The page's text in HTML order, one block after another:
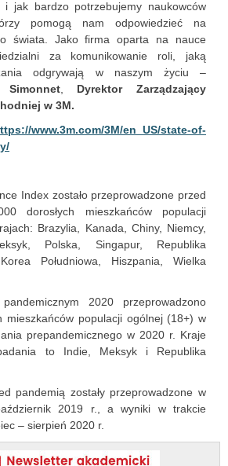
i jak bardzo potrzebujemy naukowców
pomogą nam odpowiedzieć na
świata. Jako firma oparta na nauce
za komunikowanie roli, jaką
odgrywają w naszym życiu –
, Dyrektor Zarządzający
w 3M.
www.3m.com/3M/en_US/state-of-
Index zostało przeprowadzone przed
dorosłych mieszkańców populacji
Brazylia, Kanada, Chiny, Niemcy,
Polska, Singapur, Republika
Południowa, Hiszpania, Wielka
2020 przeprowadzono
mieszkańców populacji ogólnej (18+) w
prepandemicznego w 2020 r. Kraje
to Indie, Meksyk i Republika
pandemią zostały przeprowadzone w
2019 r., a wyniki w trakcie
– sierpień 2020 r.